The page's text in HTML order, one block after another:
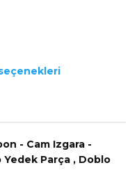
- Cam Izgara -
Yedek Parça , Doblo